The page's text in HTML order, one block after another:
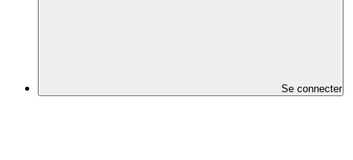
Se connecter